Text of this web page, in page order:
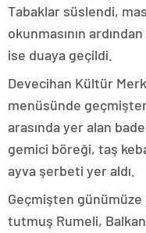
Tabaklar süslendi,
okunmasının
ise duaya geçildi.
Devecihan Kültür
menüsünde
arasında yer alan
gemici böreği, taş
ayva şerbeti yer aldı.
Geçmişten
tutmuş Rumeli,